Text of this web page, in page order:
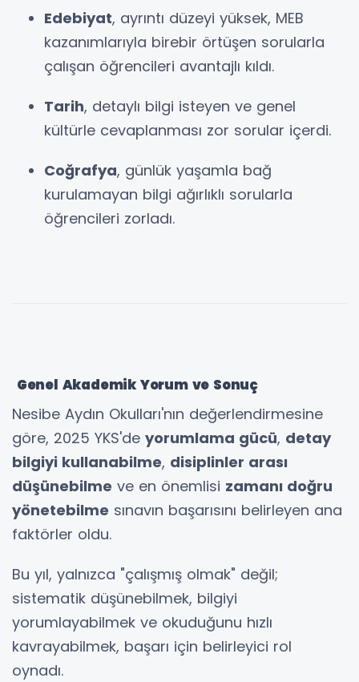
Edebiyat, ayrıntı düzeyi yüksek, MEB
kazanımlarıyla birebir örtüşen sorularla
çalışan öğrencileri avantajlı kıldı.
Tarih, detaylı bilgi isteyen ve genel
kültürle cevaplanması zor sorular içerdi.
Coğrafya, günlük yaşamla bağ
kurulamayan bilgi ağırlıklı sorularla
öğrencileri zorladı.
Genel Akademik Yorum ve Sonuç
Nesibe Aydın Okulları'nın değerlendirmesine
göre, 2025 YKS'de yorumlama gücü, detay
bilgiyi kullanabilme, disiplinler arası
düşünebilme ve en önemlisi zamanı doğru
yönetebilme sınavın başarısını belirleyen ana
faktörler oldu.
Bu yıl, yalnızca "çalışmış olmak" değil;
sistematik düşünebilmek, bilgiyi
yorumlayabilmek ve okuduğunu hızlı
kavrayabilmek, başarı için belirleyici rol
oynadı.